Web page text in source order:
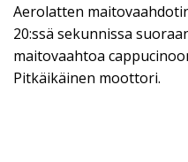
Aerolatten
20:ssä sekunnissa
maitovaahtoa
Pitkäikäinen moottori.